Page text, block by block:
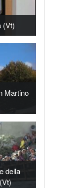
(Vt)
Martino
della